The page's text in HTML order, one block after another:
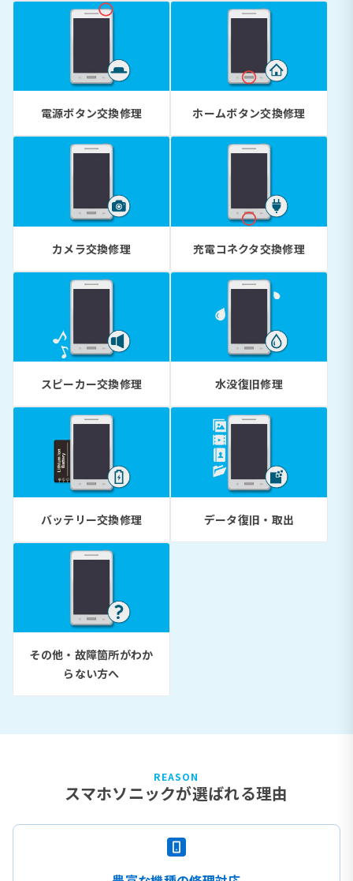
電源ボタン交換修理 ホームボタン交換修理
カメラ交換修理 充電コネクタ交換修理
スピーカー交換修理 水没復旧修理
バッテリー交換修理 データ復旧・取出
その他・故障箇所がわか
らない方へ
REASON
スマホソニックが選ばれる理由